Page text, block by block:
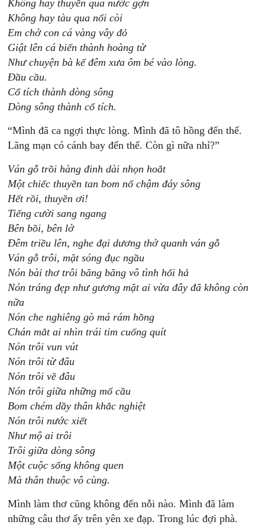
Không hay thuyền qua nước gợn
Không hay tàu qua nổi còi
Em chở con cá vàng vây đỏ
Giật lên cá biến thành hoàng tử
Như chuyện bà kể đêm xưa ôm bé vào lòng.
Đầu cầu.
Cổ tích thành dòng sông
Dòng sông thành cổ tích.
“Mình đã ca ngợi thực lòng. Mình đã tô hồng đến thế.
Lãng mạn có cánh bay đến thế. Còn gì nữa nhỉ?”
Ván gỗ trồi hàng đinh dài nhọn hoắt
Một chiếc thuyền tan bom nổ chậm đáy sông
Hết rồi, thuyền ơi!
Tiếng cười sang ngang
Bên bồi, bên lở
Đêm triều lên, nghe đại dương thở quanh ván gỗ
Ván gỗ trôi, mặt sóng đục ngầu
Nón bài thơ trôi băng băng vô tình hối hả
Nón tráng đẹp như gương mặt ai vừa đây đã không còn
nữa
Nón che nghiêng gò má rám hồng
Chán mắt ai nhìn trái tim cuống quít
Nón trôi vun vút
Nón trôi từ đâu
Nón trôi về đâu
Nón trôi giữa những mố cầu
Bom chém dầy thân khắc nghiệt
Nón trôi nước xiết
Như mộ ai trôi
Trôi giữa dòng sông
Một cuộc sống không quen
Mà thân thuộc vô cùng.
Mình làm thơ cũng không đến nỗi nào. Mình đã làm
những câu thơ ấy trên yên xe đạp. Trong lúc đợi phà.